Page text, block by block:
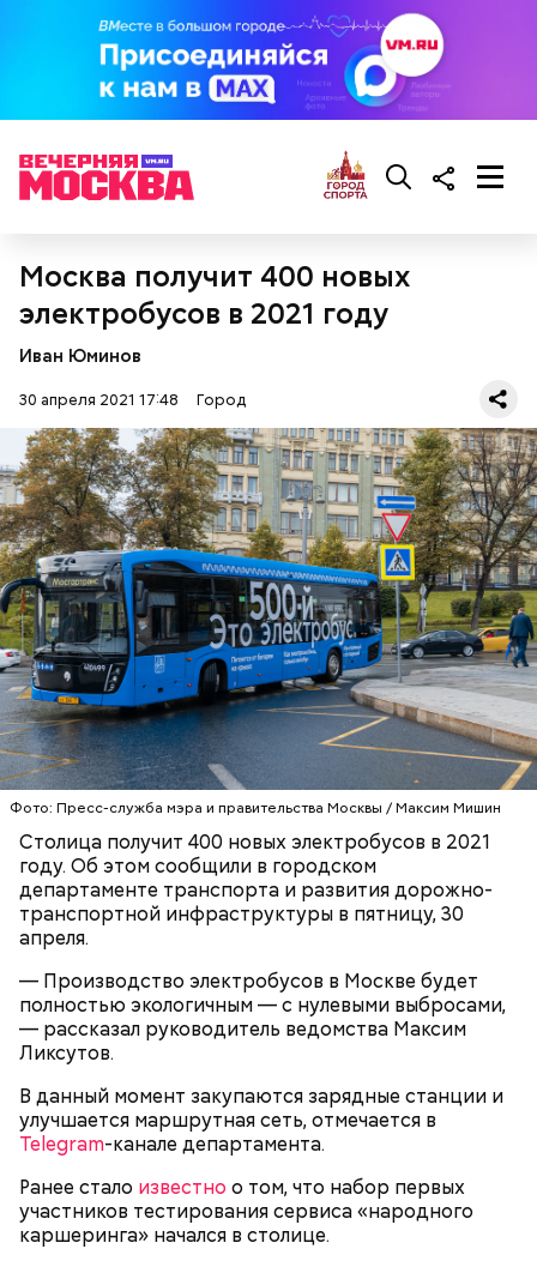
Москва получит 400 новых
электробусов в 2021 году
Иван Юминов
30 апреля 2021 17:48 Город
Фото: Пресс-служба мэра и правительства Москвы / Максим Мишин
Столица получит 400 новых электробусов в 2021
году. Об этом сообщили в городском
департаменте транспорта и развития дорожно-
транспортной инфраструктуры в пятницу, 30
апреля.
— Производство электробусов в Москве будет
полностью экологичным — с нулевыми выбросами,
— рассказал руководитель ведомства Максим
Ликсутов.
В данный момент закупаются зарядные станции и
улучшается маршрутная сеть, отмечается в
Telegram-канале департамента.
Ранее стало известно о том, что набор первых
участников тестирования сервиса «народного
каршеринга» начался в столице.
задаем сами себе банальный вопрос: «Где права
купил?» И до сих пор, насколько мне известно,
покупается огромное количество удостоверений. Я
знаю тех, кто купил права. Причем без особых
проблем. Так что я, конечно, всеми руками за
упомянутые нововведения, но этот вопрос никак
не решается, — обратил внимание Колодочкин.
По его мнению, ужесточение экзамена пойдет
кандидатам на пользу, поскольку может заставить
их более серьезно отнестись к вождению и
отказаться платить большие деньги за «покупку»
удостоверения.
Читайте также: